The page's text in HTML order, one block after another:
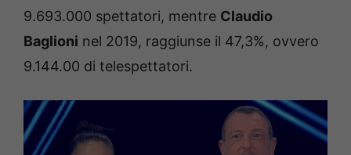
9.693.000 spettatori, mentre Claudio
Baglioni nel 2019, raggiunse il 47,3%, ovvero
9.144.00 di telespettatori.